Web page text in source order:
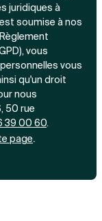
juridiques à
soumise à nos
vous
vous
qu'un droit
nous
50 rue
39 00 60.
page.